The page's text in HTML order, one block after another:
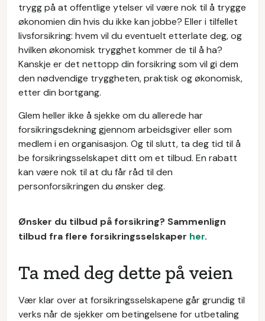
trygg på at offentlige ytelser vil være nok til å trygge
økonomien din hvis du ikke kan jobbe? Eller i tilfellet
livsforsikring: hvem vil du eventuelt etterlate deg, og
hvilken økonomisk trygghet kommer de til å ha?
Kanskje er det nettopp din forsikring som vil gi dem
den nødvendige tryggheten, praktisk og økonomisk,
etter din bortgang.
Glem heller ikke å sjekke om du allerede har
forsikringsdekning gjennom arbeidsgiver eller som
medlem i en organisasjon. Og til slutt, ta deg tid til å
be forsikringsselskapet ditt om et tilbud. En rabatt
kan være nok til at du får råd til den
personforsikringen du ønsker deg.
Ønsker du tilbud på forsikring? Sammenlign
tilbud fra flere forsikringsselskaper her.
Ta med deg dette på veien
Vær klar over at forsikringsselskapene går grundig til
verks når de sjekker om betingelsene for utbetaling